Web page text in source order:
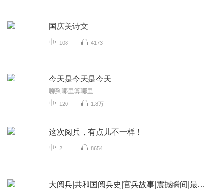
国庆美诗文
108 4173
今天是今天是今天
聊到哪里算哪里
120 1.8万
这次阅兵，有点儿不一样！
2 8654
大阅兵|共和国阅兵史|官兵故事|震撼瞬间|最新装备